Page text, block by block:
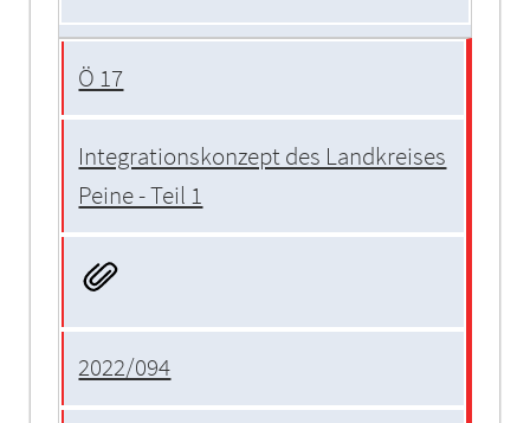
Ö 17
Integrationskonzept des Landkreises
Peine - Teil 1
2022/094